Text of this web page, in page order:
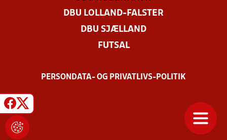
DBU LOLLAND-FALSTER
DBU SJÆLLAND
FUTSAL
PERSONDATA- OG PRIVATLIVS-POLITIK